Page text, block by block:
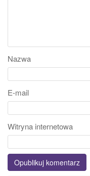
Nazwa
E-mail
Witryna internetowa